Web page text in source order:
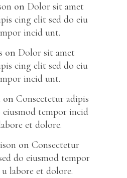
on Dolor sit amet
cing elit sed do eiu
incid unt.
on Dolor sit amet
cing elit sed do eiu
incid unt.
on Consectetur adipis
tempor incid
et dolore.
on Consectetur
do eiusmod tempor
labore et dolore.